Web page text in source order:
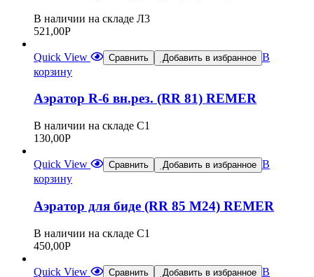
В наличии на складе Л3
521,00Р
Quick View Сравнить Добавить в избранное В
корзину
Аэратор R-6 вн.рез. (RR 81) REMER
В наличии на складе С1
130,00Р
Quick View Сравнить Добавить в избранное В
корзину
Аэратор для биде (RR 85 M24) REMER
В наличии на складе С1
450,00Р
Quick View Сравнить Добавить в избранное В